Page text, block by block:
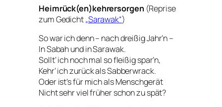
Heimrück(en)kehrersorgen (Reprise
zum Gedicht„Sarawak“)
So war ich denn – nach dreißig Jahr’n –
In Sabah und in Sarawak.
Sollt‘ ich noch mal so fleißig spar’n,
Kehr‘ ich zurück als Sabberwrack.
Oder ist’s für mich als Menschgerät
Nicht sehr viel früher schon zu spät?